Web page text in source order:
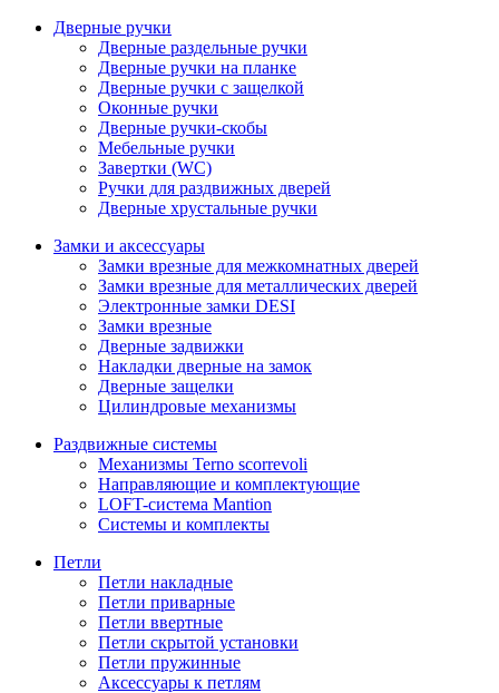
Дверные ручки
Дверные раздельные ручки
Дверные ручки на планке
Дверные ручки с защелкой
Оконные ручки
Дверные ручки-скобы
Мебельные ручки
Завертки (WC)
Ручки для раздвижных дверей
Дверные хрустальные ручки
Замки и аксессуары
Замки врезные для межкомнатных дверей
Замки врезные для металлических дверей
Электронные замки DESI
Замки врезные
Дверные задвижки
Накладки дверные на замок
Дверные защелки
Цилиндровые механизмы
Раздвижные системы
Механизмы Terno scorrevoli
Направляющие и комплектующие
LOFT-cистема Mantion
Системы и комплекты
Петли
Петли накладные
Петли приварные
Петли ввертные
Петли скрытой установки
Петли пружинные
Аксессуары к петлям